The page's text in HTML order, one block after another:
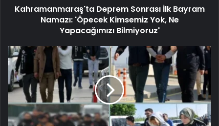
Kahramanmaraş'ta Deprem Sonrası İlk Bayram
Namazı: 'Öpecek Kimsemiz Yok, Ne
Yapacağımızı Bilmiyoruz'